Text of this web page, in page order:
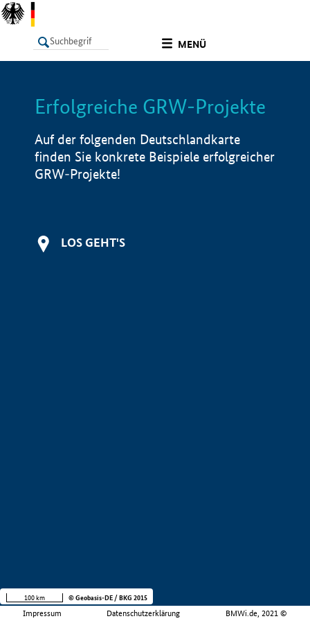
MENÜ
LISTE Info
Erfolgreiche GRW-Projekte
Auf der folgenden Deutschlandkarte
finden Sie konkrete Beispiele erfolgreicher
GRW-Projekte!
LOS GEHT'S
Impressum Datenschutzerklärung BMWi.de, 2021 ©
100 km © Geobasis-DE / BKG 2015